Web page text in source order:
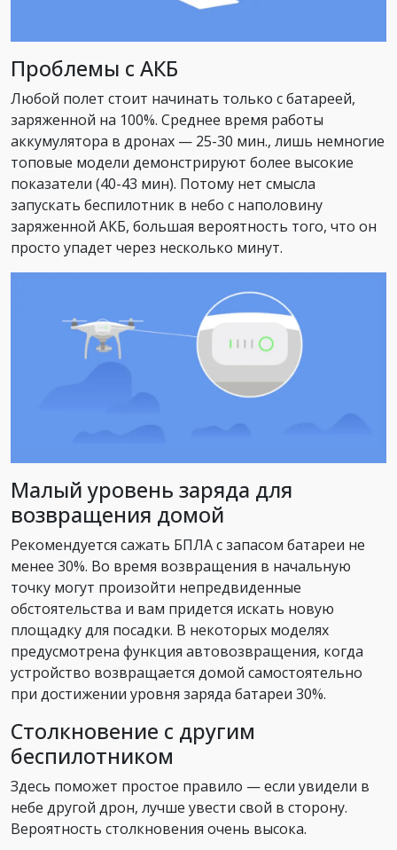
Проблемы с АКБ
Любой полет стоит начинать только с батареей,
заряженной на 100%. Среднее время работы
аккумулятора в дронах — 25-30 мин., лишь немногие
топовые модели демонстрируют более высокие
показатели (40-43 мин). Потому нет смысла
запускать беспилотник в небо с наполовину
заряженной АКБ, большая вероятность того, что он
просто упадет через несколько минут.
Малый уровень заряда для
возвращения домой
Рекомендуется сажать БПЛА с запасом батареи не
менее 30%. Во время возвращения в начальную
точку могут произойти непредвиденные
обстоятельства и вам придется искать новую
площадку для посадки. В некоторых моделях
предусмотрена функция автовозвращения, когда
устройство возвращается домой самостоятельно
при достижении уровня заряда батареи 30%.
Столкновение с другим
беспилотником
Здесь поможет простое правило — если увидели в
небе другой дрон, лучше увести свой в сторону.
Вероятность столкновения очень высока.